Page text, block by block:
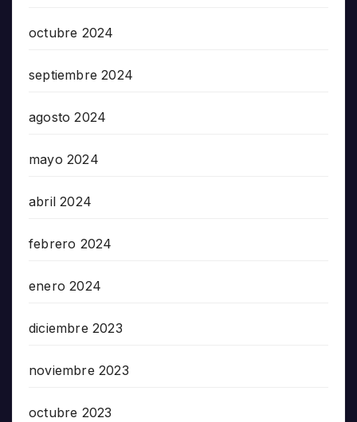
octubre 2024
septiembre 2024
agosto 2024
mayo 2024
abril 2024
febrero 2024
enero 2024
diciembre 2023
noviembre 2023
octubre 2023